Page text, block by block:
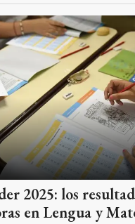
2025: los
en Lengua y